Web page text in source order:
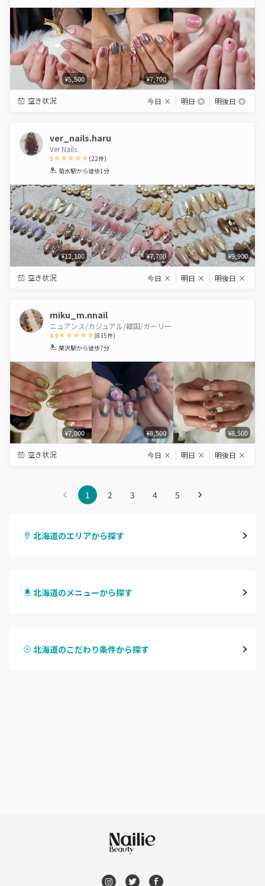
¥5,500 ¥7,700
空き状況 今日 × 明日 ◎ 明後日 ◎
ver_nails.haru
Ver Nails.
5
1 2 3 4 5
(22件)
菊水駅から徒歩1分
¥12,100 ¥7,700 ¥9,900
空き状況 今日 × 明日 × 明後日 ×
miku_m.nnail
ニュアンス/カジュアル/韓国/ガーリー
4.9
1 2 3 4 5
(835件)
栗沢駅から徒歩7分
¥7,000 ¥8,500 ¥8,500
空き状況 今日 × 明日 × 明後日 ×
1 2 3 4 5
北海道のエリアから探す
北海道のメニューから探す
北海道のこだわり条件から探す